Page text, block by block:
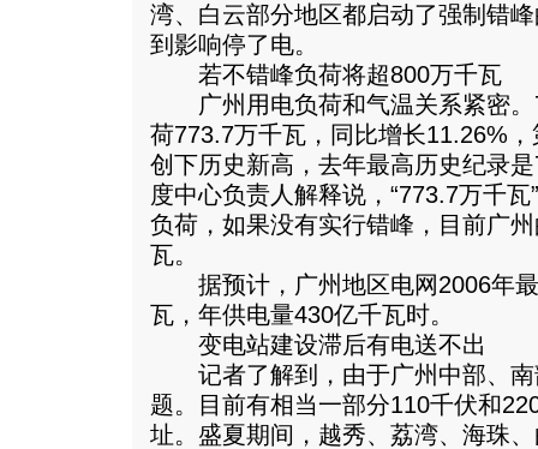
湾、白云部分地区都启动了强制错
到影响停了电。
若不错峰负荷将超800万千瓦
广州用电负荷和气温关系紧密。
荷773.7万千瓦，同比增长11.26%
创下历史新高，去年最高历史纪录
度中心负责人解释说，“773.7万千
负荷，如果没有实行错峰，目前广
瓦。
据预计，广州地区电网2006年最
瓦，年供电量430亿千瓦时。
变电站建设滞后有电送不出
记者了解到，由于广州中部、南
题。目前有相当一部分110千伏和
址。盛夏期间，越秀、荔湾、海珠